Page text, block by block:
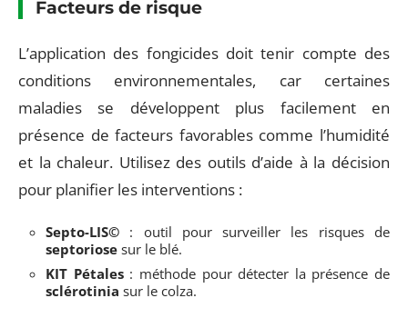
Facteurs de risque
L’application des fongicides doit tenir compte des
conditions environnementales, car certaines
maladies se développent plus facilement en
présence de facteurs favorables comme l’humidité
et la chaleur. Utilisez des outils d’aide à la décision
pour planifier les interventions :
Septo-LIS© : outil pour surveiller les risques de
septoriose sur le blé.
KIT Pétales: méthode pour détecter la présence de
sclérotinia sur le colza.